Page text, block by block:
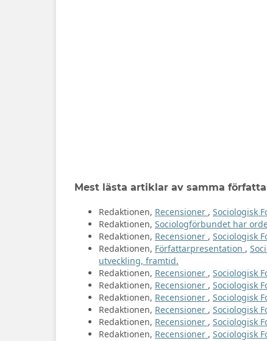
Mest lästa artiklar av samma
Redaktionen, Recensioner , Sociologisk
Redaktionen, Sociologförbundet har
Redaktionen, Recensioner , Sociologisk
Redaktionen, Författarpresentation ,
utveckling, framtid.
Redaktionen, Recensioner , Sociologisk
Redaktionen, Recensioner , Sociologisk
Redaktionen, Recensioner , Sociologisk
Redaktionen, Recensioner , Sociologisk
Redaktionen, Recensioner , Sociologisk
Redaktionen, Recensioner , Sociologisk